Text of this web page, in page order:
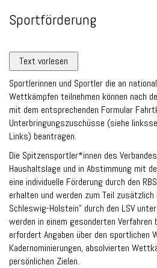
Sportförderung
Text vorlesen
Sportlerinnen und Sportler die an
Wettkämpfen teilnehmen können nach
mit dem entsprechenden Formular
Unterbringungszuschüsse (siehe
Links) beantragen.
Die Spitzensportler*innen des
Haushaltslage und in Abstimmung mit
eine individuelle Förderung durch den
erhalten und werden zum Teil zusätzlich
Schleswig-Holstein" durch den LSV
werden in einem gesonderten Verfahren
erfordert Angaben über den sportlichen
Kadernominierungen, absolvierten
persönlichen Zielen.